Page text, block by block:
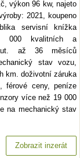
výkon 96 kw, najeto
2021, koupeno
servisní knížka
000 kvalitních a
až 36 měsíců
stav vozu,
km. doživotní záruka
férové ceny, peníze
více než 19 000
na mechanický stav
Zobrazit inzerát